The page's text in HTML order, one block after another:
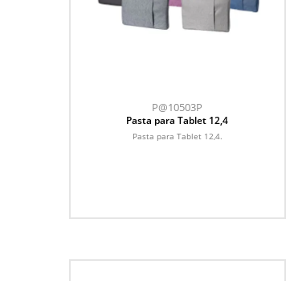
P@10503P
Pasta para Tablet 12,4
Pasta para Tablet 12,4.